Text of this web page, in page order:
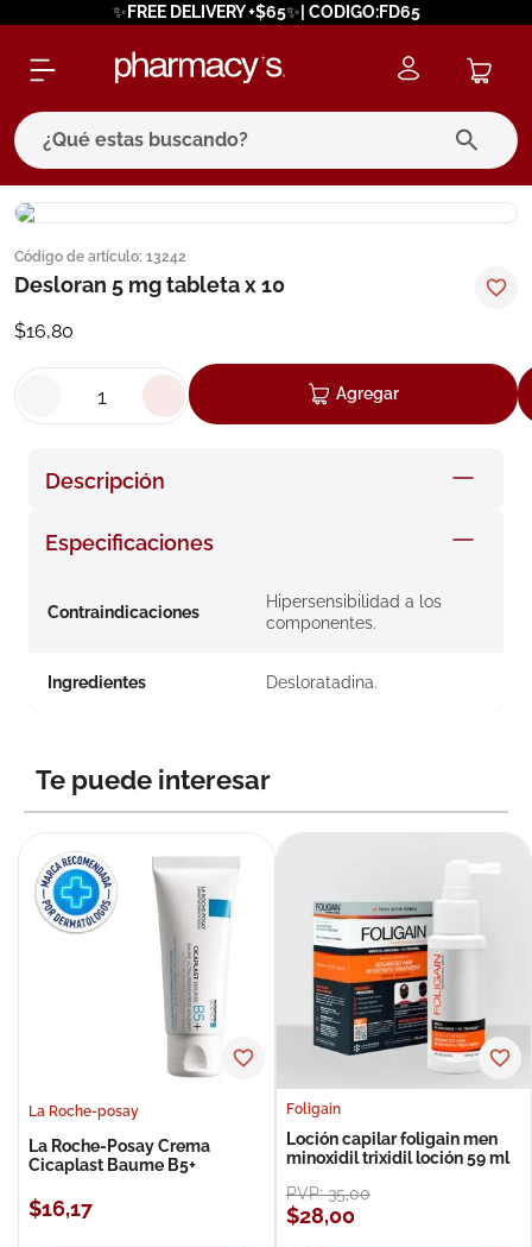
✨FREE DELIVERY +$65✨| CODIGO:FD65
¿Qué estas buscando?
Código de artículo: 13242
Desloran 5 mg tableta x 10
$16,80
Agregar
Descripción
Especificaciones
Contraindicaciones
Hipersensibilidad a los
componentes.
Ingredientes Desloratadina.
Te puede interesar
La Roche-posay
La Roche-Posay Crema
Cicaplast Baume B5+
$16,17
Foligain
Loción capilar foligain men
minoxidil trixidil loción 59 ml
PVP:35,00
$28,00
términos más buscados
1. eucerin
bioderma
5. cerave
6 megacistin
8. roche posay